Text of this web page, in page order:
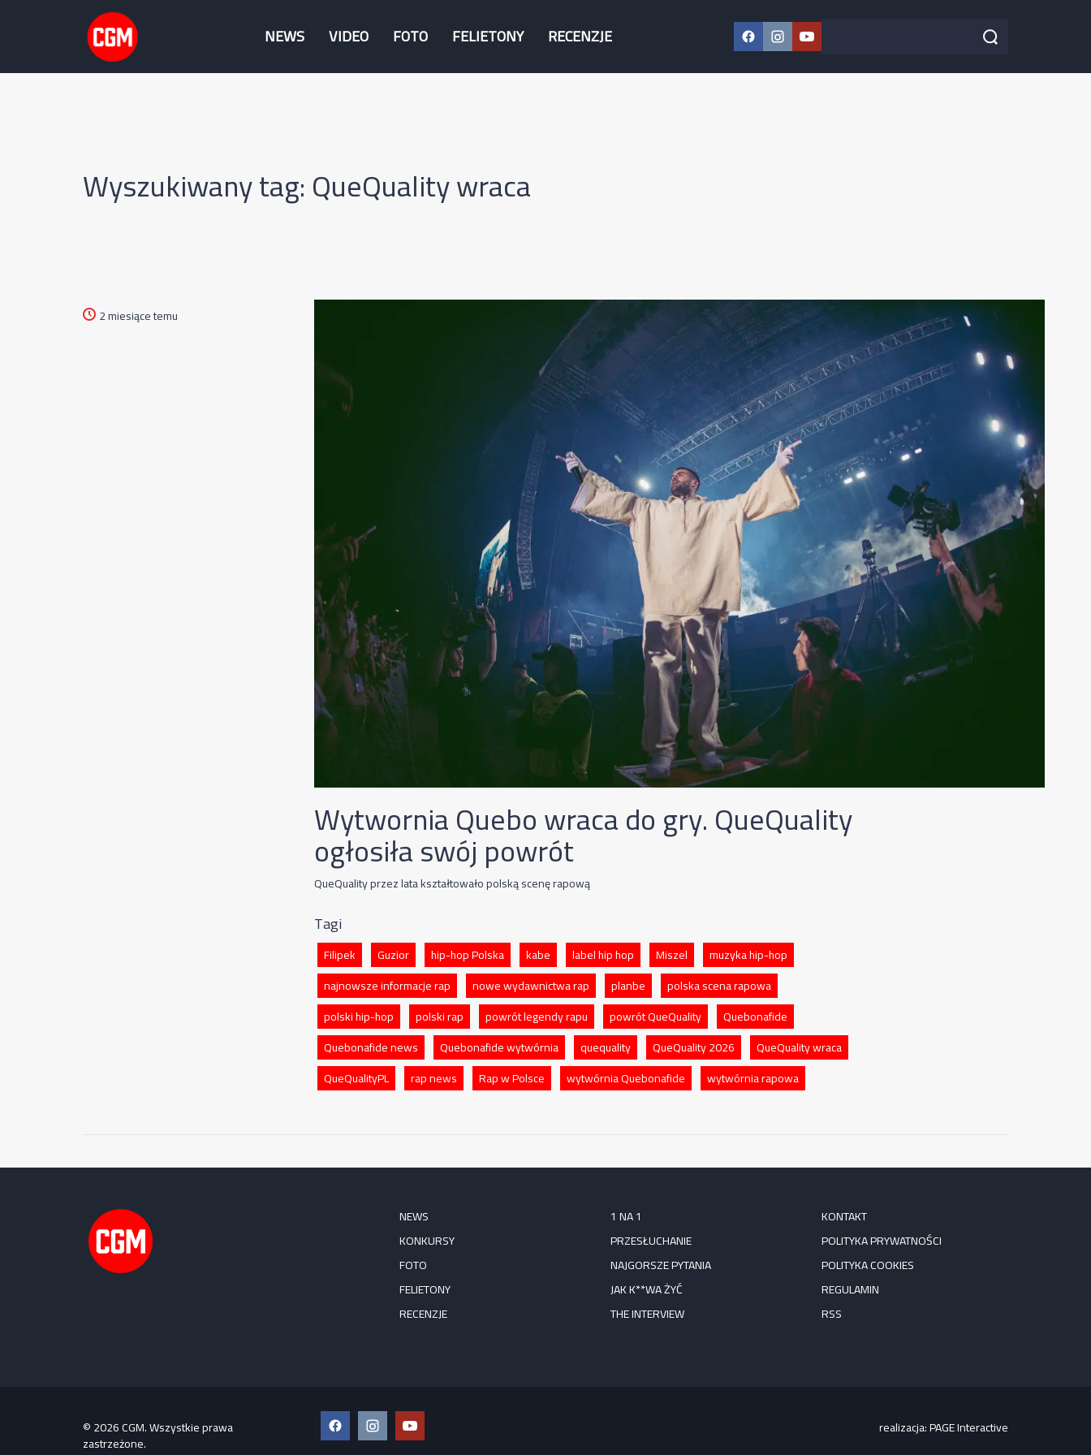
NEWS VIDEO FOTO FELIETONY RECENZJE Facebook
Instagram
YouTube
Szukaj w serwisie Szukaj
Wyszukiwany tag: QueQuality wraca
2 miesiące temu
Wytwornia Quebo wraca do gry. QueQuality
ogłosiła swój powrót
QueQuality przez lata kształtowało polską scenę rapową
Tagi
Filipek Guzior hip-hop Polska kabe label hip hop Miszel
muzyka hip-hop
najnowsze informacje rap
nowe wydawnictwa rap planbe
polska scena rapowa
polski hip-hop
polski rap powrót legendy rapu powrót QueQuality
Quebonafide
Quebonafide news
Quebonafide wytwórnia quequality QueQuality 2026
QueQuality wraca
QueQualityPL
rap news Rap w Polsce wytwórnia Quebonafide wytwórnia rapowa
NEWS
KONKURSY
FOTO
FELIETONY
RECENZJE
1 NA 1
PRZESŁUCHANIE
NAJGORSZE PYTANIA
JAK K**WA ŻYĆ
THE INTERVIEW
KONTAKT
POLITYKA PRYWATNOŚCI
POLITYKA COOKIES
REGULAMIN
RSS
© 2026 CGM. Wszystkie prawa
zastrzeżone.
FacebookInstagramYouTube realizacja:PAGE Interactive